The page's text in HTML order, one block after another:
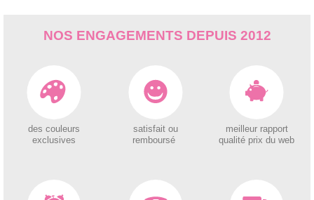
NOS ENGAGEMENTS DEPUIS 2012
des couleurs
exclusives
satisfait ou
remboursé
meilleur rapport
qualité prix du web